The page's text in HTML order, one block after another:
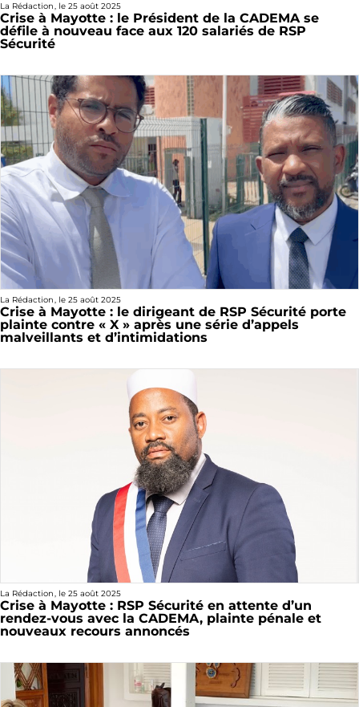
La Rédaction, le 25 août 2025
Crise à Mayotte : le Président de la CADEMA se
défile à nouveau face aux 120 salariés de RSP
Sécurité
La Rédaction, le 25 août 2025
Crise à Mayotte : le dirigeant de RSP Sécurité porte
plainte contre « X » après une série d’appels
malveillants et d’intimidations
La Rédaction, le 25 août 2025
Crise à Mayotte : RSP Sécurité en attente d’un
rendez-vous avec la CADEMA, plainte pénale et
nouveaux recours annoncés